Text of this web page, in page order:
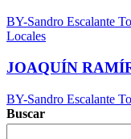
BY-Sandro Escalante
Locales
JOAQUÍN
BY-Sandro Escalante
Buscar